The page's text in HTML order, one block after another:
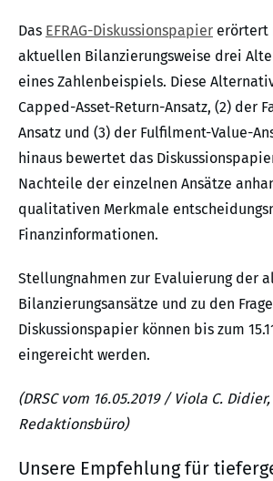
Das EFRAG-Diskussionspapier erörtert
aktuellen Bilanzierungsweise drei
eines Zahlenbeispiels. Diese
Capped-Asset-Return-Ansatz, (2) der
Ansatz und (3) der Fulfilment-Value-
hinaus bewertet das
Nachteile der einzelnen Ansätze
qualitativen Merkmale
Finanzinformationen.
Stellungnahmen zur Evaluierung der
Bilanzierungsansätze und zu den
Diskussionspapier können bis zum
eingereicht werden.
(DRSC vom 16.05.2019 / Viola C. Didier,
Redaktionsbüro)
Unsere Empfehlung für